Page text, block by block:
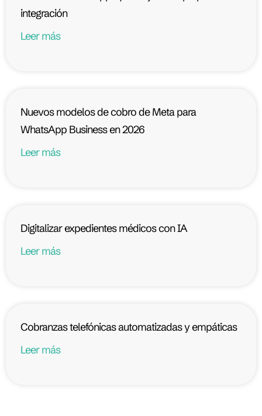
integración
Leer más
Nuevos modelos de cobro de Meta para
WhatsApp Business en 2026
Leer más
Digitalizar expedientes médicos con IA
Leer más
Cobranzas telefónicas automatizadas y empáticas
Leer más